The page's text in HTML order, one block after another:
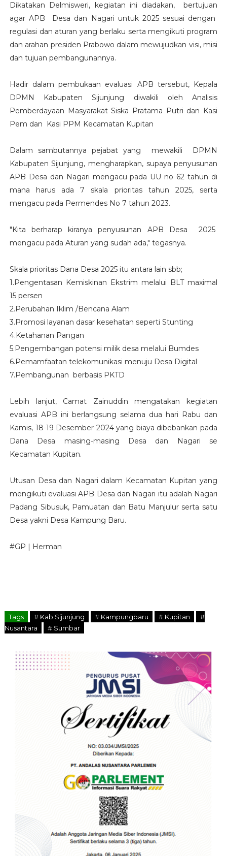
Dikatakan Delmisweri, kegiatan ini diadakan, bertujuan
agar APB Desa dan Nagari untuk 2025 sesuai dengan
regulasi dan aturan yang berlaku serta mengikuti program
dan arahan presiden Prabowo dalam mewujudkan visi, misi
dan tujuan pembangunannya.
Hadir dalam pembukaan evaluasi APB tersebut, Kepala
DPMN Kabupaten Sijunjung diwakili oleh Analisis
Pemberdayaan Masyarakat Siska Pratama Putri dan Kasi
Pem dan Kasi PPM Kecamatan Kupitan
Dalam sambutannya pejabat yang mewakili DPMN
Kabupaten Sijunjung, mengharapkan, supaya penyusunan
APB Desa dan Nagari mengacu pada UU no 62 tahun di
mana harus ada 7 skala prioritas tahun 2025, serta
mengacu pada Permendes No 7 tahun 2023.
"Kita berharap kiranya penyusunan APB Desa 2025
mengacu pada Aturan yang sudah ada," tegasnya.
Skala prioritas Dana Desa 2025 itu antara lain sbb;
1.Pengentasan Kemiskinan Ekstrim melalui BLT maximal
15 persen
2.Perubahan Iklim /Bencana Alam
3.Promosi layanan dasar kesehatan seperti Stunting
4.Ketahanan Pangan
5.Pengembangan potensi milik desa melalui Bumdes
6.Pemamfaatan telekomunikasi menuju Desa Digital
7.Pembangunan berbasis PKTD
Lebih lanjut, Camat Zainuddin mengatakan kegiatan
evaluasi APB ini berlangsung selama dua hari Rabu dan
Kamis, 18-19 Desember 2024 yang biaya dibebankan pada
Dana Desa masing-masing Desa dan Nagari se
Kecamatan Kupitan.
Utusan Desa dan Nagari dalam Kecamatan Kupitan yang
mengikuti evaluasi APB Desa dan Nagari itu adalah Nagari
Padang Sibusuk, Pamuatan dan Batu Manjulur serta satu
Desa yakni Desa Kampung Baru.
#GP | Herman
Tags # Kab Sijunjung # Kampungbaru # Kupitan
#
Nusantara
# Sumbar